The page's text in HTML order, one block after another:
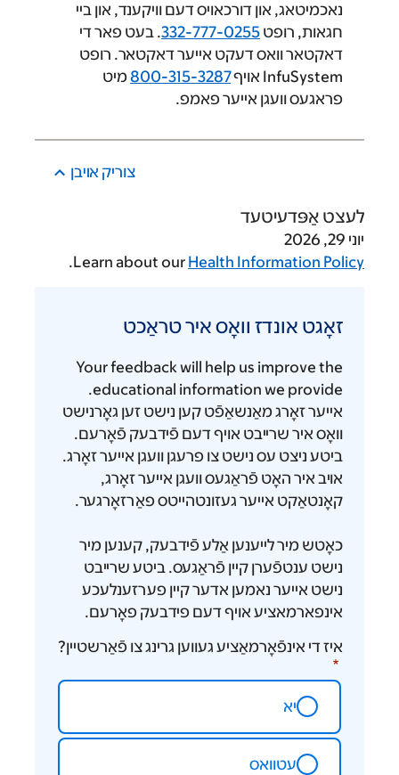
נאכמיטאג, און דורכאויס דעם וויקענד, און ביי
חגאות, רופט ‎332-777-0255. בעט פאר די
דאקטאר וואס דעקט אייער דאקטאר. רופט
InfuSystem אויף ‎
800-315-3287מיט
פראגעס וועגן אייער פאמפ.
צוריק אױבן
לעצט אַפּדעיטעד
יוני 29, 2026
Learn about ourHealth Information Policy
.
אונדז
וואָס
איר
טראַכט
זאָגט אונדז וואָס איר טראַכט
Your feedback will help us improve the
educational information we provide.
אייער זאָרג מאַנשאַפֿט קען נישט זען גאָרנישט
וואָס איר שרייבט אויף דעם פֿידבעק פֿאָרעם.
ביטע ניצט עס נישט צו פרעגן וועגן אייער זאָרג.
אויב איר האָט פֿראַגעס וועגן אייער זאָרג,
קאָנטאַקט אייער געזונטהייטס פאַרזאָרגער.
כאָטש מיר לייענען אַלע פֿידבעק, קענען מיר
נישט ענטפֿערן קיין פֿראַגעס. ביטע שרייבט
נישט אייער נאמען אדער קיין פערזענלעכע
אינפארמאציע אויף דעם פידבעק פאָרעם.
איז די אינפֿאָרמאַציע געווען גרינג צו פֿאַרשטיין?
יא
עטוואס